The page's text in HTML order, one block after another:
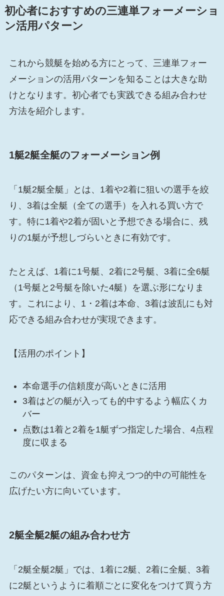
初心者におすすめの三連単フォーメーショ
ン活用パターン
これから競艇を始める方にとって、三連単フォー
メーションの活用パターンを知ることは大きな助
けとなります。初心者でも実践できる組み合わせ
方法を紹介します。
1艇2艇全艇のフォーメーション例
「1艇2艇全艇」とは、1着や2着に狙いの選手を絞
り、3着は全艇（全ての選手）を入れる買い方で
す。特に1着や2着が固いと予想できる場合に、残
りの1艇が予想しづらいときに有効です。
たとえば、1着に1号艇、2着に2号艇、3着に全6艇
（1号艇と2号艇を除いた4艇）を選ぶ形になりま
す。これにより、1・2着は本命、3着は波乱にも対
応できる組み合わせが実現できます。
【活用のポイント】
本命選手の信頼度が高いときに活用
3着はどの艇が入っても的中するよう幅広くカ
バー
点数は1着と2着を1艇ずつ指定した場合、4点程
度に収まる
このパターンは、資金も抑えつつ的中の可能性を
広げたい方に向いています。
2艇全艇2艇の組み合わせ方
「2艇全艇2艇」では、1着に2艇、2着に全艇、3着
に2艇というように着順ごとに変化をつけて買う方